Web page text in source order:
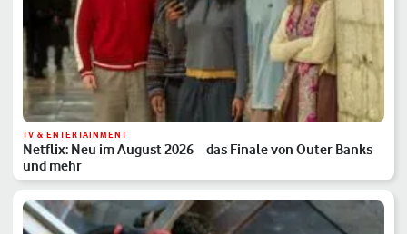
TV & ENTERTAINMENT
Netflix: Neu im August 2026 – das Finale von Outer Banks
und mehr